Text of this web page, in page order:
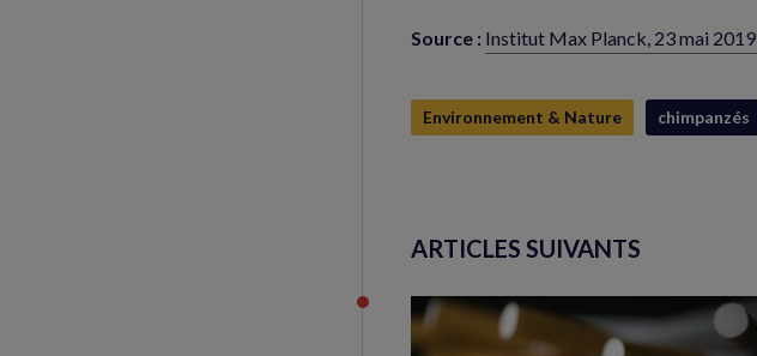
Source : Institut Max Planck, 23 mai 2019
(nouvelle
Environnement & Nature chimpanzés
ARTICLES SUIVANTS